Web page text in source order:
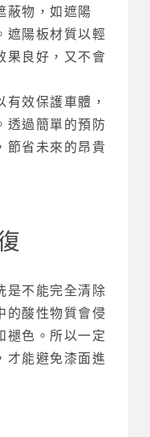
蔽物，如遮陽
遮陽板材質以輕
果良好，又不會
效保護車體，
透過簡單的預防
節省未來的昂貴
是不能完全清除
的酸性物質會侵
褪色。所以一定
才能避免漆面進